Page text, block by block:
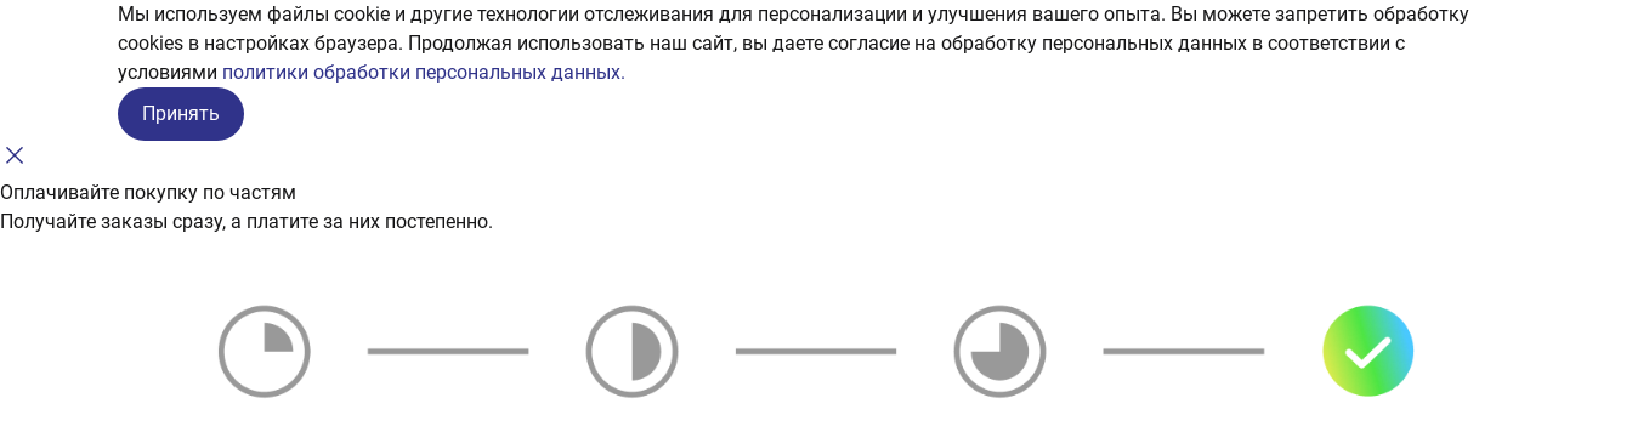
Мы используем файлы cookie и другие технологии отслеживания для персонализации и улучшения вашего опыта. Вы можете запретить обработку
сookies в настройках браузера. Продолжая использовать наш сайт, вы даете согласие на обработку персональных данных в соответствии с
условиями политики обработки персональных данных.
Принять
Оплачивайте покупку по частям
Получайте заказы сразу, а платите за них постепенно.